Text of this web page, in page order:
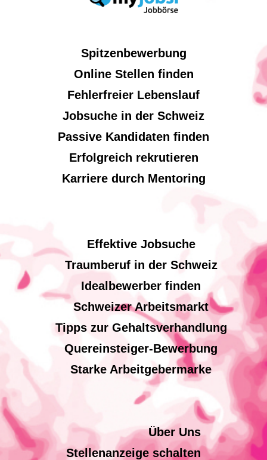
Spitzenbewerbung
Online Stellen finden
Fehlerfreier Lebenslauf
Jobsuche in der Schweiz
Passive Kandidaten finden
Erfolgreich rekrutieren
Karriere durch Mentoring
Effektive Jobsuche
Traumberuf in der Schweiz
Idealbewerber finden
Schweizer Arbeitsmarkt
Tipps zur Gehaltsverhandlung
Quereinsteiger-Bewerbung
Starke Arbeitgebermarke
Über Uns
Stellenanzeige schalten